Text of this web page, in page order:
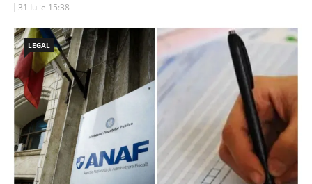
31 Iulie 15:38
LEGAL